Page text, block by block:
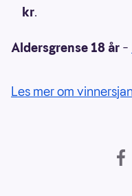
kr.
Aldersgrense 18 år –
Les mer om